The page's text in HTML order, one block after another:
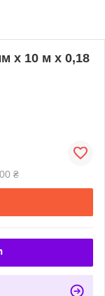
х 10 м x 0,18
₴